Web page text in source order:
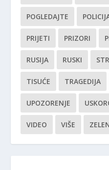
POGLEDAJTE
PRIJETI PRIZORI
RUSIJA RUSKI
TISUĆE TRAGEDIJA
UPOZORENJE
VIDEO VIŠE